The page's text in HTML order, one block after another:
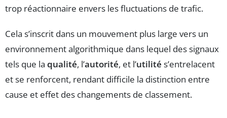
trop réactionnaire envers les fluctuations de trafic.
Cela s’inscrit dans un mouvement plus large vers un
environnement algorithmique dans lequel des signaux
tels que la qualité, l’autorité, et l’utilité s’entrelacent
et se renforcent, rendant difficile la distinction entre
cause et effet des changements de classement.